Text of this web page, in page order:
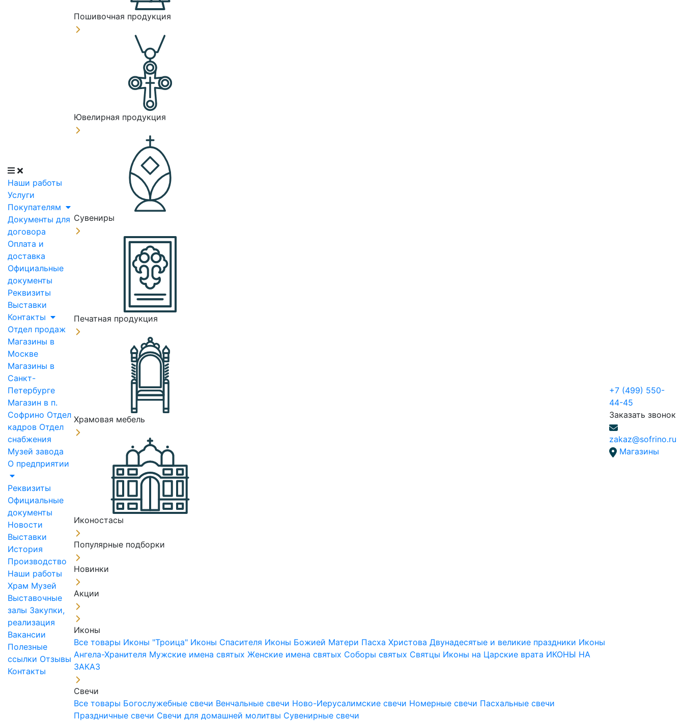
Наши работы
Услуги
Покупателям
Документы для
договора
Оплата и
доставка
Официальные
документы
Реквизиты
Выставки
Контакты
Отдел продаж
Магазины в
Москве
Магазины в
Санкт-
Петербурге
Магазин в п.
Софрино Отдел
кадров Отдел
снабжения
Музей завода
О предприятии
Реквизиты
Официальные
документы
Новости
Выставки
История
Производство
Наши работы
Храм Музей
Выставочные
залы Закупки,
реализация
Вакансии
Полезные
ссылки Отзывы
Контакты
Пошивочная продукция
Ювелирная продукция
Сувениры
Печатная продукция
Храмовая мебель
Иконостасы
Популярные подборки
Новинки
Акции
Иконы
Все товары Иконы "Троица" Иконы Спасителя Иконы Божией Матери Пасха ХристоваДвунадесятые и великие праздники Иконы
Ангела-Хранителя Мужские имена святыхЖенские имена святых Соборы святых Святцы Иконы на Царские врата ИКОНЫ НА
ЗАКАЗ
Свечи
Все товары Богослужебные свечи Венчальные свечи Ново-Иерусалимские свечи Номерные свечи Пасхальные свечи
Праздничные свечи Свечи для домашней молитвы Сувенирные свечи
+7 (499) 550-
44-45
Заказать звонок
zakaz@sofrino.ru
Магазины